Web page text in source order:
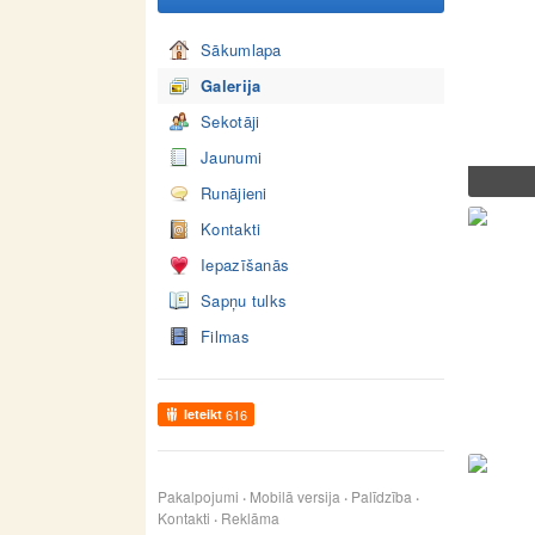
Sākumlapa
Galerija
Sekotāji
Jaunumi
Runājieni
Kontakti
Iepazīšanās
Sapņu tulks
Filmas
Ieteikt 616
Pakalpojumi Mobilā versija
Palīdzība
Kontakti
Reklāma